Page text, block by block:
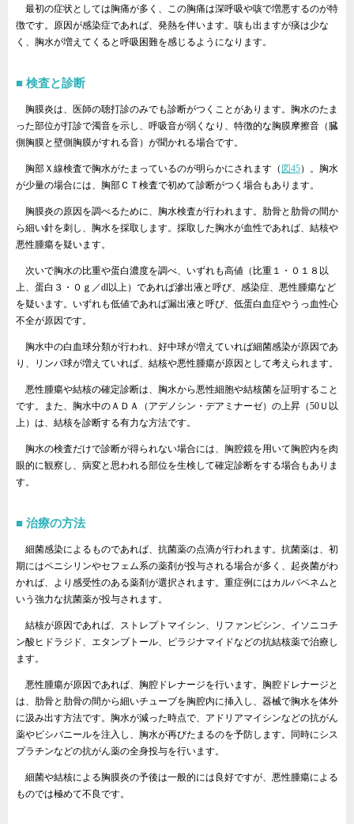
最初の症状としては胸痛が多く、この胸痛は深呼吸や咳で増悪するのが特
徴です。原因が感染症であれば、発熱を伴います。咳も出ますが痰は少な
く、胸水が増えてくると呼吸困難を感じるようになります。
検査と診断
胸膜炎は、医師の聴打診のみでも診断がつくことがあります。胸水のたま
った部位が打診で濁音を示し、呼吸音が弱くなり、特徴的な胸膜摩擦音（臓
側胸膜と壁側胸膜がすれる音）が聞かれる場合です。
胸部Ｘ線検査で胸水がたまっているのが明らかにされます（ 図45）。胸水
が少量の場合には、胸部ＣＴ検査で初めて診断がつく場合もあります。
胸膜炎の原因を調べるために、胸水検査が行われます。肋骨と肋骨の間か
ら細い針を刺し、胸水を採取します。採取した胸水が血性であれば、結核や
悪性腫瘍を疑います。
次いで胸水の比重や蛋白濃度を調べ、いずれも高値（比重１・０１８以
上、蛋白３・０ｇ／dl以上）であれば滲出液と呼び、感染症、悪性腫瘍など
を疑います。いずれも低値であれば漏出液と呼び、低蛋白血症やうっ血性心
不全が原因です。
胸水中の白血球分類が行われ、好中球が増えていれば細菌感染が原因であ
り、リンパ球が増えていれば、結核や悪性腫瘍が原因として考えられます。
悪性腫瘍や結核の確定診断は、胸水から悪性細胞や結核菌を証明すること
です。また、胸水中のＡＤＡ（アデノシン・デアミナーゼ）の上昇（50Ｕ以
上）は、結核を診断する有力な方法です。
胸水の検査だけで診断が得られない場合には、胸腔鏡を用いて胸腔内を肉
眼的に観察し、病変と思われる部位を生検して確定診断をする場合もありま
す。
治療の方法
細菌感染によるものであれば、抗菌薬の点滴が行われます。抗菌薬は、初
期にはペニシリンやセフェム系の薬剤が投与される場合が多く、起炎菌がわ
かれば、より感受性のある薬剤が選択されます。重症例にはカルバペネムと
いう強力な抗菌薬が投与されます。
結核が原因であれば、ストレプトマイシン、リファンピシン、イソニコチ
ン酸ヒドラジド、エタンブトール、ピラジナマイドなどの抗結核薬で治療し
ます。
悪性腫瘍が原因であれば、胸腔ドレナージを行います。胸腔ドレナージと
は、肋骨と肋骨の間から細いチューブを胸腔内に挿入し、器械で胸水を体外
に汲み出す方法です。胸水が減った時点で、アドリアマイシンなどの抗がん
薬やピシバニールを注入し、胸水が再びたまるのを予防します。同時にシス
プラチンなどの抗がん薬の全身投与を行います。
細菌や結核による胸膜炎の予後は一般的には良好ですが、悪性腫瘍による
ものでは極めて不良です。